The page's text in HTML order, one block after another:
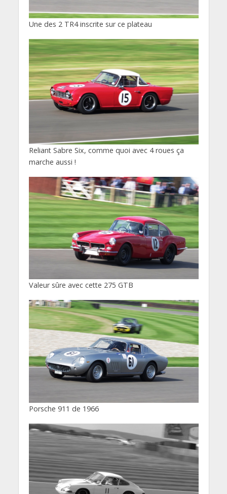
Une des 2 TR4 inscrite sur ce plateau
Reliant Sabre Six, comme quoi avec 4 roues ça
marche aussi !
Valeur sûre avec cette 275 GTB
Porsche 911 de 1966